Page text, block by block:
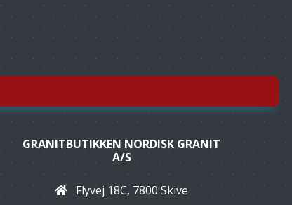
GRANITBUTIKKEN NORDISK GRANIT
A/S
Flyvej 18C, 7800 Skive